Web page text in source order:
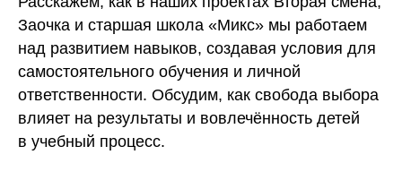
Заочка и старшая школа «Микс» мы работаем
над развитием навыков, создавая условия для
самостоятельного обучения и личной
ответственности. Обсудим, как свобода выбора
влияет на результаты и вовлечённость детей
в учебный процесс.